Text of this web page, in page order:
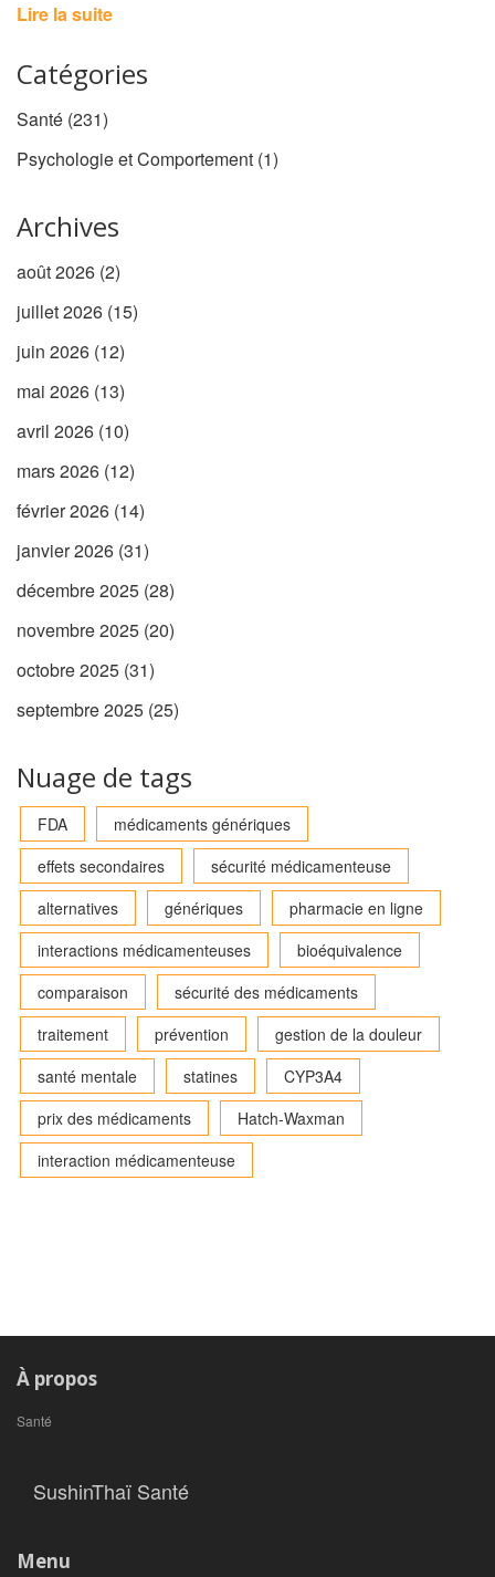
Lire la suite
Catégories
Santé (231)
Psychologie et Comportement (1)
Archives
août 2026 (2)
juillet 2026 (15)
juin 2026 (12)
mai 2026 (13)
avril 2026 (10)
mars 2026 (12)
février 2026 (14)
janvier 2026 (31)
décembre 2025 (28)
novembre 2025 (20)
octobre 2025 (31)
septembre 2025 (25)
Nuage de tags
FDA
médicaments génériques
effets secondaires
sécurité médicamenteuse
alternatives
génériques
pharmacie en ligne
interactions médicamenteuses
bioéquivalence
comparaison
sécurité des médicaments
traitement
prévention
gestion de la douleur
santé mentale
statines
CYP3A4
prix des médicaments
Hatch-Waxman
interaction médicamenteuse
À propos
Santé
SushinThaï Santé
Menu